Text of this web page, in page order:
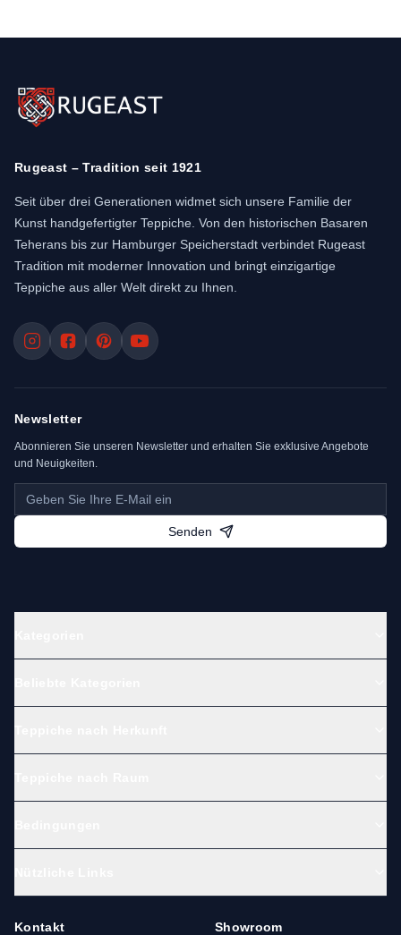
Rugeast – Tradition seit 1921
Seit über drei Generationen widmet sich unsere Familie der
Kunst handgefertigter Teppiche. Von den historischen Basaren
Teherans bis zur Hamburger Speicherstadt verbindet Rugeast
Tradition mit moderner Innovation und bringt einzigartige
Teppiche aus aller Welt direkt zu Ihnen.
Newsletter
Abonnieren Sie unseren Newsletter und erhalten Sie exklusive Angebote
und Neuigkeiten.
Senden
Kontakt Showroom